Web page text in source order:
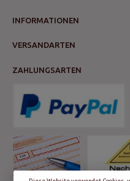
INFORMATIONEN
VERSANDARTEN
ZAHLUNGSARTEN